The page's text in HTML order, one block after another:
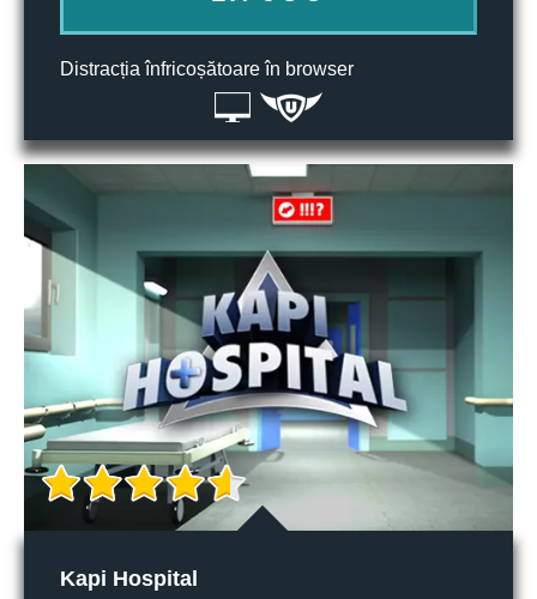
Distracția înfricoșătoare în browser
Kapi Hospital